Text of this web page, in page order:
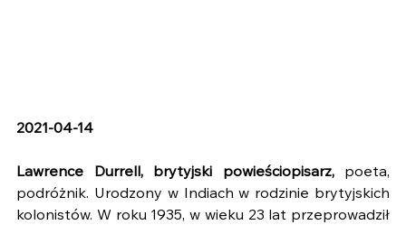
2021-04-14
Lawrence Durrell, brytyjski powieściopisarz, poeta,
podróżnik. Urodzony w Indiach w rodzinie brytyjskich
kolonistów. W roku 1935, w wieku 23 lat przeprowadził